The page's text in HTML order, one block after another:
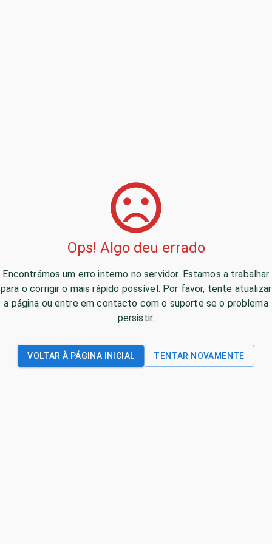
Ops! Algo deu errado
Encontrámos um erro interno no servidor. Estamos a trabalhar
para o corrigir o mais rápido possível. Por favor, tente atualizar
a página ou entre em contacto com o suporte se o problema
persistir.
VOLTAR À PÁGINA INICIAL TENTAR NOVAMENTE